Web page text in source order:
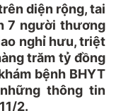
diện rộng, tai
7 người thương
nghỉ hưu, triệt
trăm tỷ đồng
bệnh BHYT
thông tin
2.